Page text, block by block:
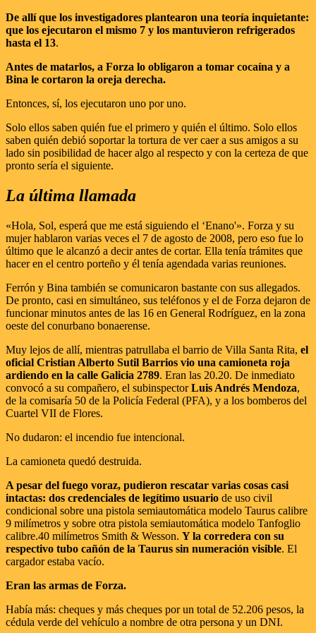
De allí que los investigadores plantearon una teoría inquietante:
que los ejecutaron el mismo 7 y los mantuvieron refrigerados
hasta el 13.
Antes de matarlos, a Forza lo obligaron a tomar cocaína y a
Bina le cortaron la oreja derecha.
Entonces, sí, los ejecutaron uno por uno.
Solo ellos saben quién fue el primero y quién el último. Solo ellos
saben quién debió soportar la tortura de ver caer a sus amigos a su
lado sin posibilidad de hacer algo al respecto y con la certeza de que
pronto sería el siguiente.
La última llamada
«Hola, Sol, esperá que me está siguiendo el ‘Enano'». Forza y su
mujer hablaron varias veces el 7 de agosto de 2008, pero eso fue lo
último que le alcanzó a decir antes de cortar. Ella tenía trámites que
hacer en el centro porteño y él tenía agendada varias reuniones.
Ferrón y Bina también se comunicaron bastante con sus allegados.
De pronto, casi en simultáneo, sus teléfonos y el de Forza dejaron de
funcionar minutos antes de las 16 en General Rodríguez, en la zona
oeste del conurbano bonaerense.
Muy lejos de allí, mientras patrullaba el barrio de Villa Santa Rita, el
oficial Cristian Alberto Sutil Barrios vio una camioneta roja
ardiendo en la calle Galicia 2789. Eran las 20.20. De inmediato
convocó a su compañero, el subinspectorLuis Andrés Mendoza,
de la comisaría 50 de la Policía Federal (PFA), y a los bomberos del
Cuartel VII de Flores.
No dudaron: el incendio fue intencional.
La camioneta quedó destruida.
A pesar del fuego voraz, pudieron rescatar varias cosas casi
intactas: dos credenciales de legítimo usuario de uso civil
condicional sobre una pistola semiautomática modelo Taurus calibre
9 milímetros y sobre otra pistola semiautomática modelo Tanfoglio
calibre.40 milímetros Smith & Wesson. Y la corredera con su
respectivo tubo cañón de la Taurus sin numeración visible. El
cargador estaba vacío.
Eran las armas de Forza.
Había más: cheques y más cheques por un total de 52.206 pesos, la
cédula verde del vehículo a nombre de otra persona y un DNI.